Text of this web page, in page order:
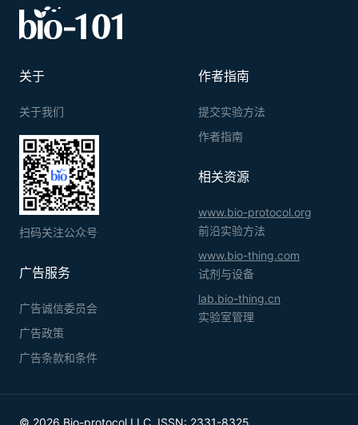
关于
关于我们
扫码关注公众号
广告服务
广告诚信委员会
广告政策
广告条款和条件
作者指南
提交实验方法
作者指南
相关资源
www.bio-protocol.org
前沿实验方法
www.bio-thing.com
试剂与设备
lab.bio-thing.cn
实验室管理
© 2026 Bio-protocol LLC. ISSN: 2331-8325